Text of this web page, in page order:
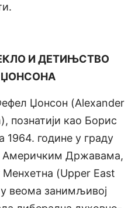
И ДЕТИЊСТВО
Џонсон (Alexander
познатији као Борис
1964. године у граду
Америчким Државама,
Менхетна (Upper East
веома занимљивој